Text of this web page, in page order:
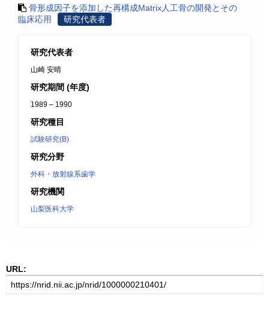
骨形成因子を添加した再構成Matrix人工骨の開発とその
臨床応用
研究代表者
研究代表者
山崎 安晴
研究期間 (年度)
1989 – 1990
研究種目
試験研究(B)
研究分野
外科・放射線系歯学
研究機関
山梨医科大学
URL: